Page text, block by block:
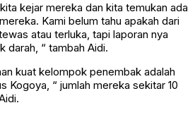
kejar mereka dan kita temukan ada
Kami belum tahu apakah dari
atau terluka, tapi laporan nya
darah, “ tambah Aidi.
kuat kelompok penembak adalah
Kogoya, “ jumlah mereka sekitar 10